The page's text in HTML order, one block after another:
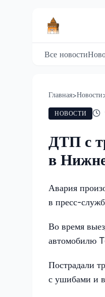
Все новости
Главная>Новости
НОВОСТИ
ДТП с
в
Авария
в пресс-
Во время
автомобилю
Пострадали
с ушибами и